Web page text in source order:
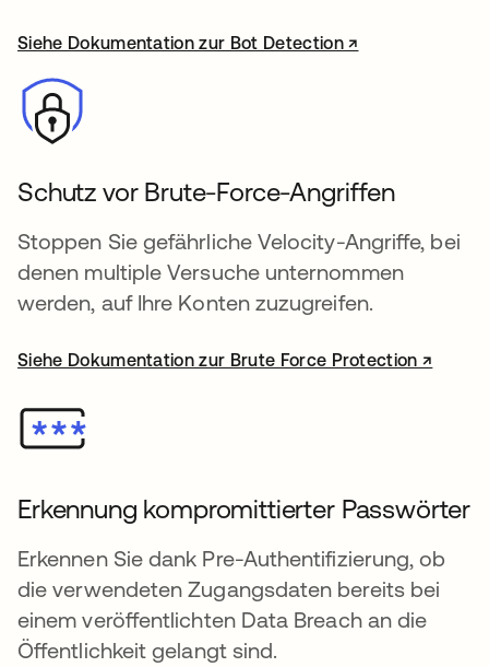
Siehe Dokumentation zur Bot Detection ↗
wird in einer neuen Registerkarte
Schutz vor Brute-Force-Angriffen
Stoppen Sie gefährliche Velocity-Angriffe, bei
denen multiple Versuche unternommen
werden, auf Ihre Konten zuzugreifen.
Siehe Dokumentation zur Brute Force Protection ↗
wird in einer neuen
Erkennung kompromittierter Passwörter
Erkennen Sie dank Pre-Authentifizierung, ob
die verwendeten Zugangsdaten bereits bei
einem veröffentlichten Data Breach an die
Öffentlichkeit gelangt sind.